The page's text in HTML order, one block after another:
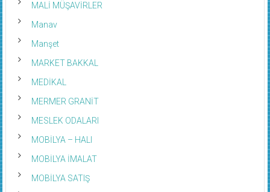
MALİ MÜŞAVİRLER
Manav
Manşet
MARKET BAKKAL
MEDİKAL
MERMER GRANİT
MESLEK ODALARI
MOBİLYA – HALI
MOBİLYA İMALAT
MOBİLYA SATIŞ